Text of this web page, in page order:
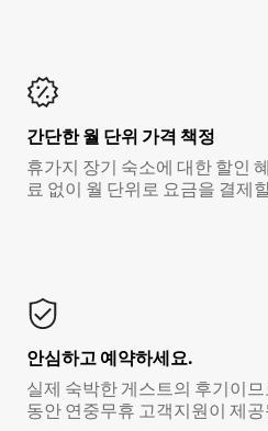
간단한 월 단위 가격 책정
휴가지 장기 숙소에 대한 할인
료 없이 월 단위로 요금을 결제
안심하고 예약하세요.
실제 숙박한 게스트의 후기이
동안 연중무휴 고객지원이 제